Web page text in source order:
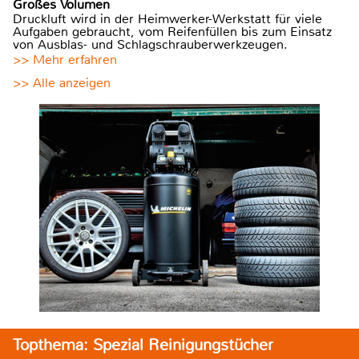
Großes Volumen
Druckluft wird in der Heimwerker-Werkstatt für viele
Aufgaben gebraucht, vom Reifenfüllen bis zum Einsatz
von Ausblas- und Schlagschrauberwerkzeugen.
>> Mehr erfahren
>> Alle anzeigen
Topthema: Spezial Reinigungstücher